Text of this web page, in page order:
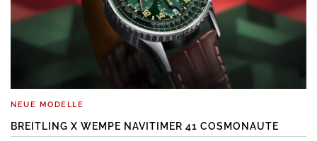
NEUE MODELLE
BREITLING X WEMPE NAVITIMER 41 COSMONAUTE